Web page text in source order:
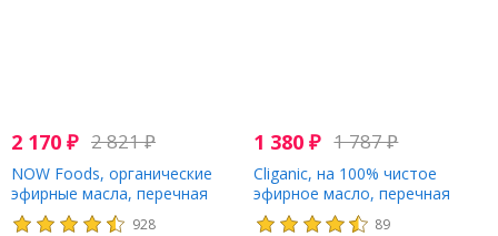
2 170 ₽ 2 821₽
NOW Foods, органические
эфирные масла, перечная
мята, 30 мл (1 жидк. унция)
928
1 380₽ 1 787₽
Cliganic, на 100% чистое
эфирное масло, перечная
мята, 10 мл (0,33 жидк. унции)
89